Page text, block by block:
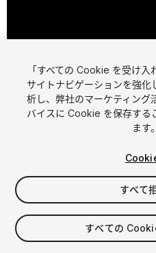
1 /2
$15
消費税は決済時に計算されます
「すべての Cookie を受け入
サイトナビゲーションを強
析し、弊社のマーケティング
バイスに Cookie を保存する
ます。
すべて
すべての